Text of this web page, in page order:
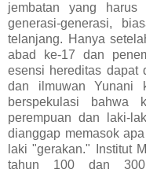
jembatan yang
generasi-generasi,
telanjang. Hanya
abad ke-17 dan
esensi hereditas dapat
dan ilmuwan Yunani
berspekulasi bahwa
perempuan dan laki-
dianggap memasok
laki "gerakan." Institut
tahun 100 dan 300